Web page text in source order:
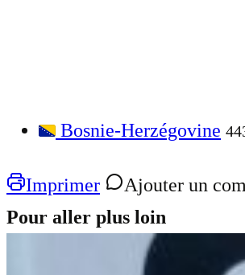
Bosnie-Herzégovine
Imprimer
Ajouter un
Pour aller plus loin